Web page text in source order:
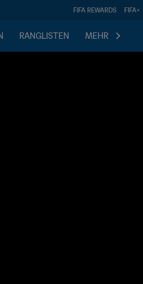
FIFA REWARDS FIFA+
RANGLISTEN MEHR